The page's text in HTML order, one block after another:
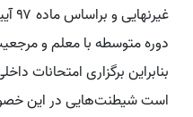
دوره متوسطه با معلم و
بنابراین برگزاری امتحانات
است شیطنت‌هایی در این